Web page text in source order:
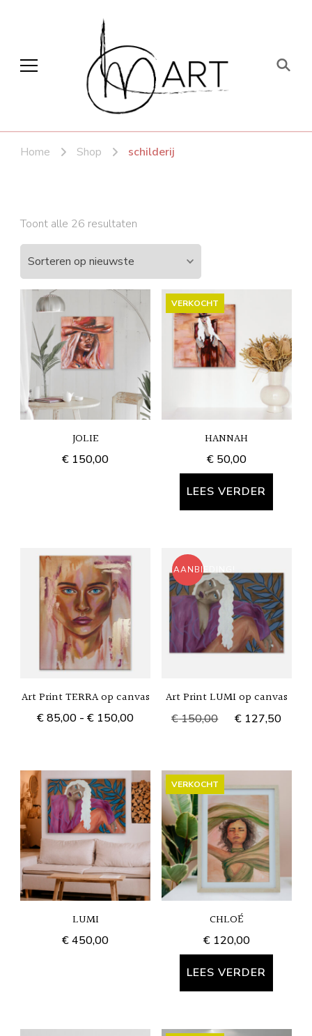
CLM art
Home Shop schilderij
Toont alle 26 resultaten
op
JOLIE
€ 150,00
VERKOCHT
HANNAH
€50,00
LEES VERDER
Art Print TERRA op canvas
€85,00 - € 150,00Prijsklasse:
heeft
meerdere
variaties.
Deze
optie
kan
gekozen
worden
AANBIEDING!
Art Print LUMI op canvas
€150,00
Oorspronkelijke
€ 127,50
LUMI
€450,00
VERKOCHT
CHLOÉ
€120,00
LEES VERDER